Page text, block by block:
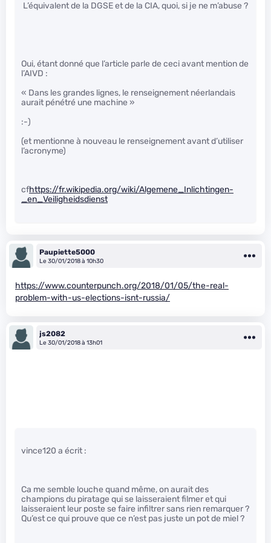
L’équivalent de la DGSE et de la CIA, quoi, si je ne m’abuse ?
Oui, étant donné que l’article parle de ceci avant mention de
l’AIVD :
« Dans les grandes lignes, le renseignement néerlandais
aurait pénétré une machine »
:-)
(et mentionne à nouveau le renseignement avant d’utiliser
l’acronyme)
cfhttps://fr.wikipedia.org/wiki/Algemene_Inlichtingen-
_en_Veiligheidsdienst
Paupiette5000
Le 30/01/2018 à 10h30
https://www.counterpunch.org/2018/01/05/the-real-
problem-with-us-elections-isnt-russia/
js2082
Le 30/01/2018 à 13h01
vince120 a écrit :
Ca me semble louche quand même, on aurait des
champions du piratage qui se laisseraient filmer et qui
laisseraient leur poste se faire infiltrer sans rien remarquer ?
Qu’est ce qui prouve que ce n’est pas juste un pot de miel ?